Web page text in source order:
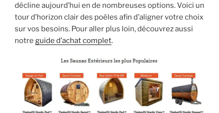
décline aujourd’hui en de nombreuses options. Voici un
tour d’horizon clair des poêles afin d’aligner votre choix
sur vos besoins. Pour aller plus loin, découvrez aussi
notre guide d’achat complet.